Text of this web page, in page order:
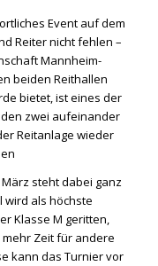
Event auf dem
Reiter nicht fehlen –
Mannheim-
beiden Reithallen
bietet, ist eines der
zwei aufeinander
Reitanlage wieder
steht dabei ganz
wird als höchste
Klasse M geritten,
Zeit für andere
kann das Turnier vor